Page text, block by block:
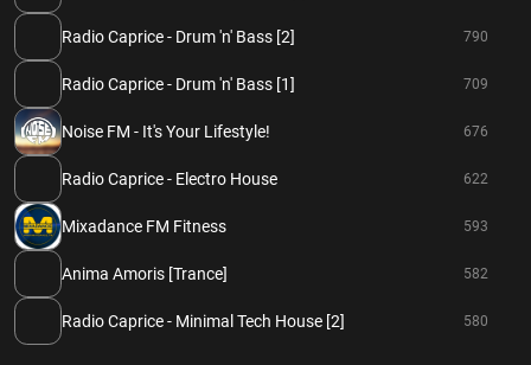
Radio Caprice - Drum 'n' Bass [2] 790
Radio Caprice - Drum 'n' Bass [1] 709
Noise FM - It's Your Lifestyle! 676
Radio Caprice - Electro House 622
Mixadance FM Fitness 593
Anima Amoris [Trance] 582
Radio Caprice - Minimal Tech House [2] 580